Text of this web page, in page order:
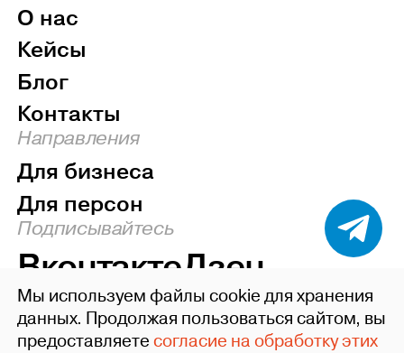
О нас
Кейсы
Блог
Контакты
Направления
Для бизнеса
Для персон
Подписывайтесь
ВконтактеДзен
Наверх
©2004-26 ideafixgroup
Мы используем файлы cookie для хранения
данных. Продолжая пользоваться сайтом, вы
предоставляетесогласие на обработку этих